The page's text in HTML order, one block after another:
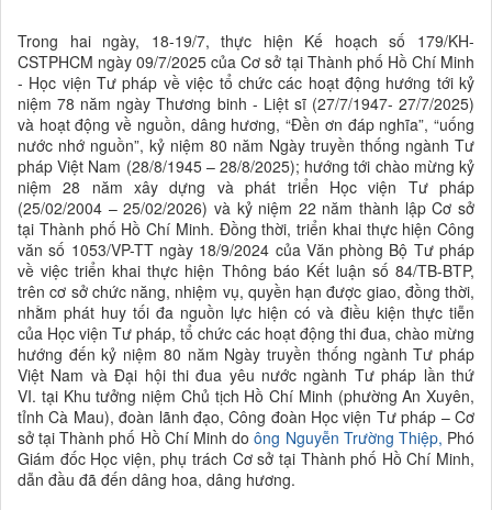
Trong hai ngày, 18-19/7, thực hiện Kế hoạch số 179/KH-
CSTPHCM ngày 09/7/2025 của Cơ sở tại Thành phố Hồ Chí Minh
- Học viện Tư pháp về việc tổ chức các hoạt động hướng tới kỷ
niệm 78 năm ngày Thương binh - Liệt sĩ (27/7/1947- 27/7/2025)
và hoạt động về nguồn, dâng hương, “Đền ơn đáp nghĩa”, “uống
nước nhớ nguồn”, kỷ niệm 80 năm Ngày truyền thống ngành Tư
pháp Việt Nam (28/8/1945 – 28/8/2025); hướng tới chào mừng kỷ
niệm 28 năm xây dựng và phát triển Học viện Tư pháp
(25/02/2004 – 25/02/2026) và kỷ niệm 22 năm thành lập Cơ sở
tại Thành phố Hồ Chí Minh. Đồng thời, triển khai thực hiện Công
văn số 1053/VP-TT ngày 18/9/2024 của Văn phòng Bộ Tư pháp
về việc triển khai thực hiện Thông báo Kết luận số 84/TB-BTP,
trên cơ sở chức năng, nhiệm vụ, quyền hạn được giao, đồng thời,
nhằm phát huy tối đa nguồn lực hiện có và điều kiện thực tiễn
của Học viện Tư pháp, tổ chức các hoạt động thi đua, chào mừng
hướng đến kỷ niệm 80 năm Ngày truyền thống ngành Tư pháp
Việt Nam và Đại hội thi đua yêu nước ngành Tư pháp lần thứ
VI. tại Khu tưởng niệm Chủ tịch Hồ Chí Minh (phường An Xuyên,
tỉnh Cà Mau), đoàn lãnh đạo, Công đoàn Học viện Tư pháp – Cơ
sở tại Thành phố Hồ Chí Minh doông Nguyễn Trường Thiệp, Phó
Giám đốc Học viện, phụ trách Cơ sở tại Thành phố Hồ Chí Minh,
dẫn đầu đã đến dâng hoa, dâng hương.